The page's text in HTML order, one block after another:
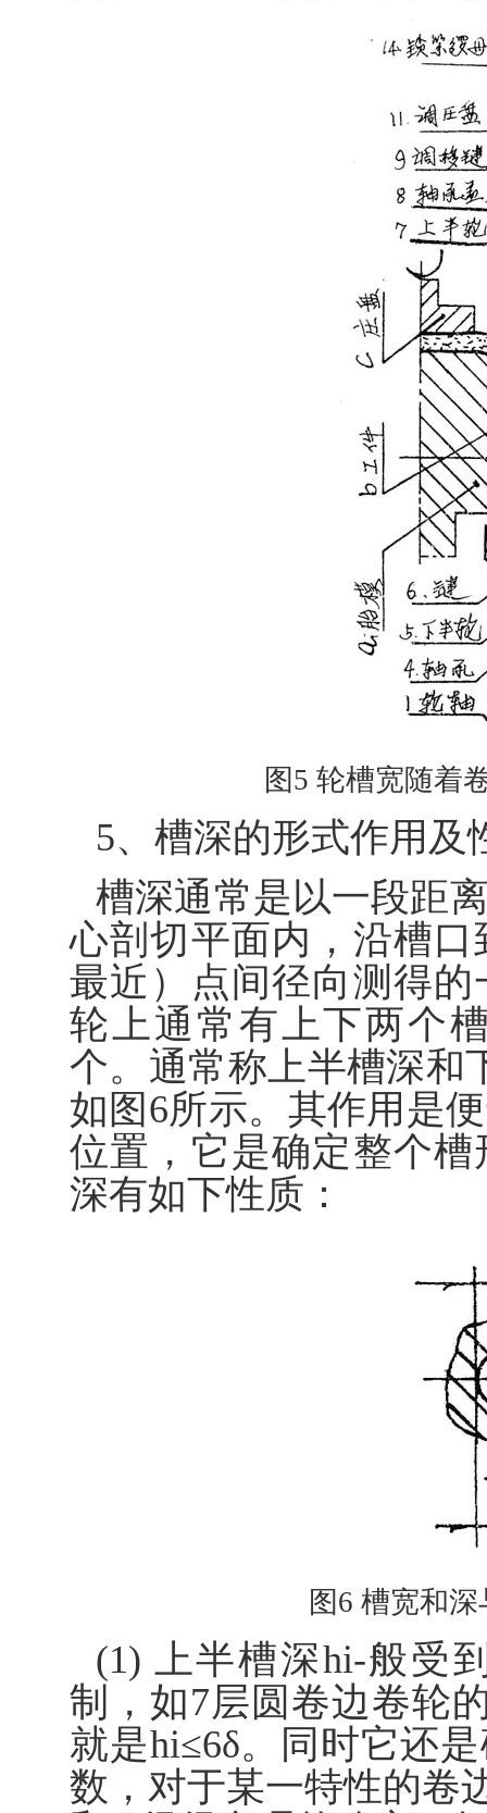
图5 轮槽宽随着
5、槽深的形式作用及
槽深通常是以一段距
心剖切平面内，沿槽
最近）点间径向测得
轮上通常有上下两个
个。通常称上半槽深和
如图6所示。其作用是
位置，它是确定整个
深有如下性质：
图6 槽宽和
(1) 上半槽深hi-般受
制，如7层圆卷边卷轮
就是hi≤6δ。同时它还
数，对于某一特性的卷